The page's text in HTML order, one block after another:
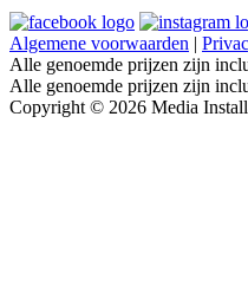
Algemene voorwaarden |
Alle genoemde prijzen zijn
Alle genoemde prijzen zijn
Copyright © 2026 Media